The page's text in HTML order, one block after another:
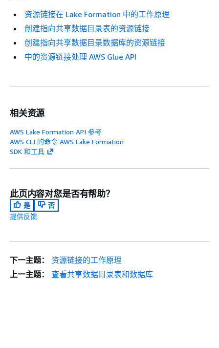
资源链接在 Lake Formation 中的工作原理
创建指向共享数据目录表的资源链接
创建指向共享数据目录数据库的资源链接
中的资源链接处理 AWS Glue API
相关资源
AWS Lake Formation API 参考
AWS CLI 的命令 AWS Lake Formation
SDK 和工具
此页内容对您是否有帮助？
是
否
提供反馈
下一主题：
资源链接的工作原理
上一主题：
查看共享数据目录表和数据库